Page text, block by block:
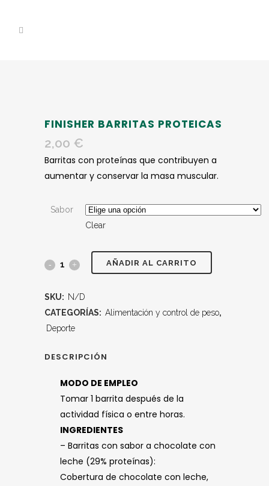
FINISHER BARRITAS PROTEICAS
2,00 €
Barritas con proteínas que contribuyen a
aumentar y conservar la masa muscular.
Sabor
Clear
AÑADIR AL CARRITO
SKU: N/D
CATEGORÍAS: Alimentación y control de peso,
Deporte
DESCRIPCIÓN
MODO DE EMPLEO
Tomar 1 barrita después de la
actividad física o entre horas.
INGREDIENTES
– Barritas con sabor a chocolate con
leche (29% proteínas):
Cobertura de chocolate con leche,